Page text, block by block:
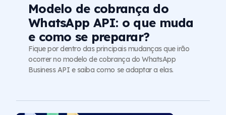
Modelo de cobrança do
WhatsApp API: o que muda
e como se preparar?
Fique por dentro das principais mudanças que irão
ocorrer no modelo de cobrança do WhatsApp
Business API e saiba como se adaptar a elas.